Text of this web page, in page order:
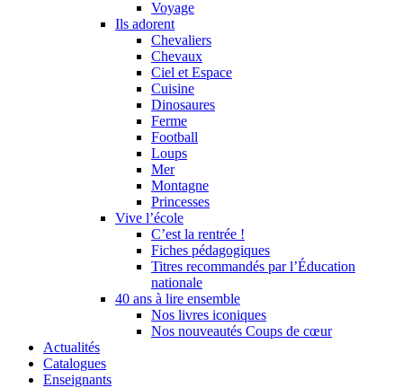
Voyage
Ils adorent
Chevaliers
Chevaux
Ciel et Espace
Cuisine
Dinosaures
Ferme
Football
Loups
Mer
Montagne
Princesses
Vive l’école
C’est la rentrée !
Fiches pédagogiques
Titres recommandés par l’Éducation
nationale
40 ans à lire ensemble
Nos livres iconiques
Nos nouveautés Coups de cœur
Actualités
Catalogues
Enseignants